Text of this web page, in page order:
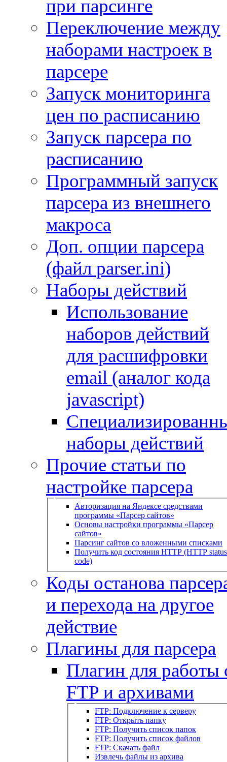
при парсинге
Переключение между
наборами настроек в
парсере
Запуск мониторинга
цен по расписанию
Запуск парсера по
расписанию
Программный запуск
парсера из внешнего
макроса
Доп. опции парсера
(файл parser.ini)
Наборы действий
Использование
наборов действий
для расшифровки
email (аналог кода
javascript)
наборы действий
Прочие статьи по
настройке парсера
Авторизация на Яндексе средствами
программы «Парсер сайтов»
Основы настройки программы «Парсер
сайтов»
Парсинг сайтов со вложенными списками
Получить код состояния HTTP (HTTP status
code)
Коды останова
и перехода на другое
действие
Плагины для парсера
Плагин для работы
FTP и архивами
FTP: Подключение к серверу
FTP: Открыть папку
FTP: Получить список папок
FTP: Получить список файлов
FTP: Скачать файл
Извлечь файлы из архива